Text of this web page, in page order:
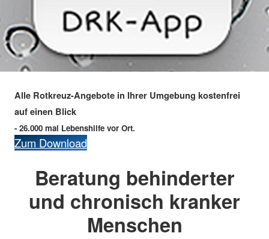
Alle Rotkreuz-Angebote in Ihrer Umgebung kostenfrei
auf einen Blick
- 26.000 mal Lebenshilfe vor Ort.
Zum Download
Beratung behinderter
und chronisch kranker
Menschen